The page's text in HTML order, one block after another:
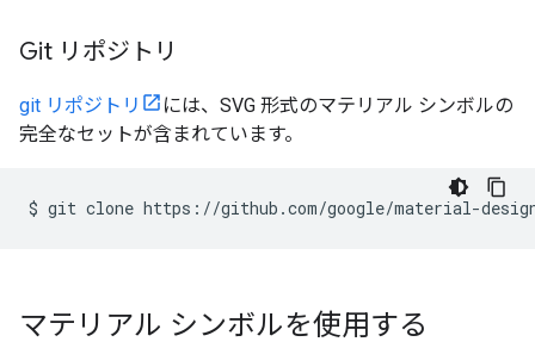
Git リポジトリ
git リポジトリ
には、SVG 形式のマテリアル シンボルの
完全なセットが含まれています。
$ git clone
マテリアル シンボルを使用する